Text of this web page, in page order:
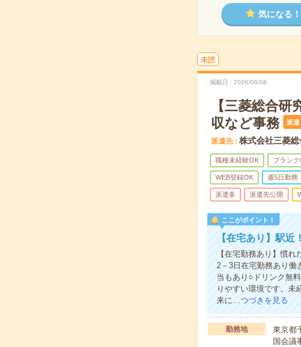
気になる！
未読
掲載日 2026/08/08
【三菱総合
収など事務
派遣
派遣先 株式会社三菱
職種未経験OK ブラン
WEB登録OK 週5日勤務
派遣多 派遣先公開
ここがポイント！
【在宅あり】駅近
【在宅勤務あり】慣
2－3日在宅勤務あり働
当もあり○ドリンク無
りやすい環境です。未
来に…つづきを見る
勤務地
東京都
国会議